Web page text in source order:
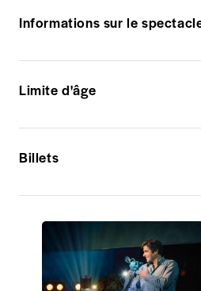
Informations sur le
Limite d'âge
Billets